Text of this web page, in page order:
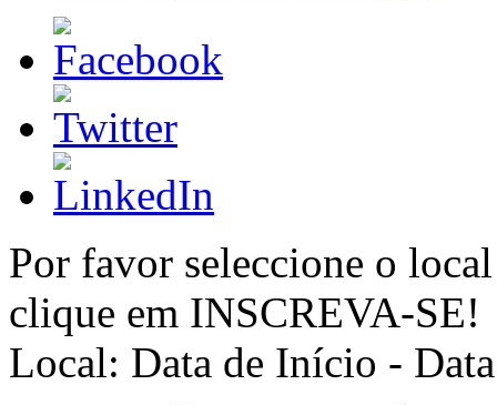
Por favor seleccione o
clique em INSCREVA-SE!
Local: Data de Início -